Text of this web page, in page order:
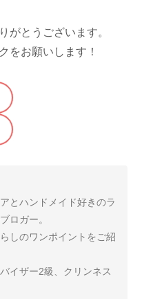
がとうございます。
をお願いします！
とハンドメイド好きのラ
ロガー。
しのワンポイントをご紹
イザー2級、クリンネス